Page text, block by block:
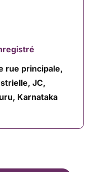
rue principale,
JC,
Karnataka